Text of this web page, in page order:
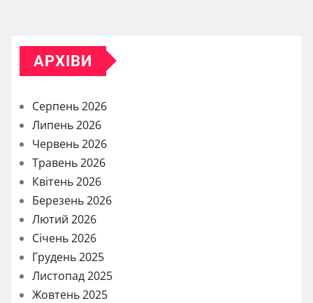
АРХІВИ
Серпень 2026
Липень 2026
Червень 2026
Травень 2026
Квітень 2026
Березень 2026
Лютий 2026
Січень 2026
Грудень 2025
Листопад 2025
Жовтень 2025